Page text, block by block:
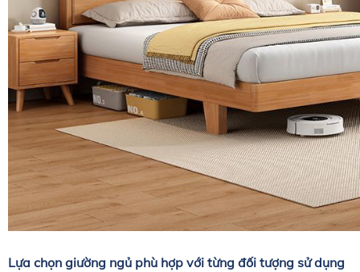
Lựa chọn giường ngủ phù hợp với từng đối tượng sử dụng